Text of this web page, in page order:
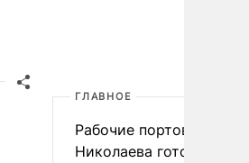
ГЛАВНОЕ
Рабочие портов
Николаева готовятся к